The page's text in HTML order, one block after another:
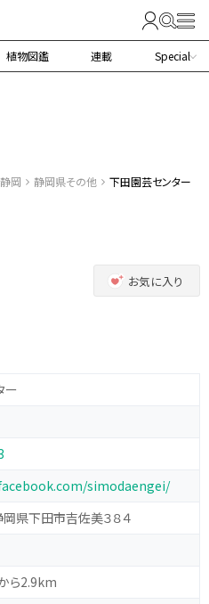
植物図鑑 連載 Special
静岡 静岡県その他 下田園芸センター
お気に入り
ー
simodaengei/
県下田市吉佐美３８４
ら2.9km